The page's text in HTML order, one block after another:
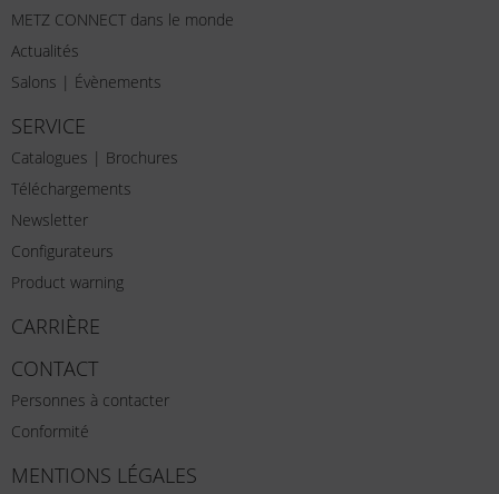
METZ CONNECT dans le monde
Actualités
Salons | Évènements
SERVICE
Catalogues | Brochures
Téléchargements
Newsletter
Configurateurs
Product warning
CARRIÈRE
CONTACT
Personnes à contacter
Conformité
MENTIONS LÉGALES